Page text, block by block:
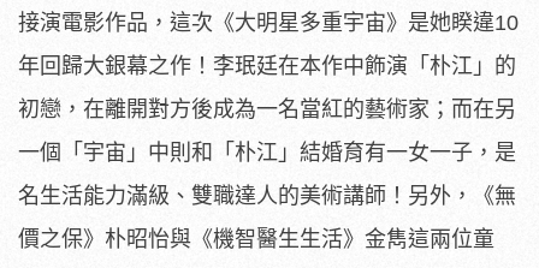
接演電影作品，這次《大明星多重宇宙》 是她睽違10
年回歸大銀幕之作！李珉廷在本作中飾演「朴江」 的
初戀，在離開對方後成為一名當紅的藝術家；而在另
一個「宇宙」 中則和「朴江」結婚育有一女一子，是
名生活能力滿級、 雙職達人的美術講師！另外，《無
價之保》朴昭怡與《機智醫生生活》金雋這兩位童